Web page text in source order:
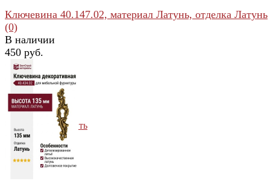
сравнить
Ключевина 40.147.02, материал Латунь, отделка Латунь
(0)
В наличии
450 руб.